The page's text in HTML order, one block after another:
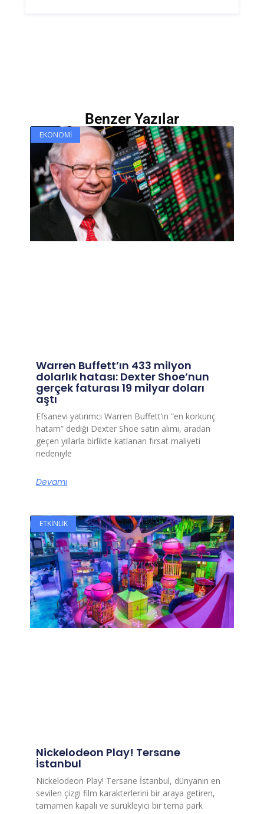
Benzer Yazılar
EKONOMI
Warren Buffett’ın 433 milyon
dolarlık hatası: Dexter Shoe’nun
gerçek faturası 19 milyar doları
aştı
Efsanevi yatırımcı Warren Buffett’ın “en korkunç
hatam” dediği Dexter Shoe satın alımı, aradan
geçen yıllarla birlikte katlanan fırsat maliyeti
nedeniyle
Devamı
ETKINLIK
Nickelodeon Play! Tersane
İstanbul
Nickelodeon Play! Tersane İstanbul, dünyanın en
sevilen çizgi film karakterlerini bir araya getiren,
tamamen kapalı ve sürükleyici bir tema park